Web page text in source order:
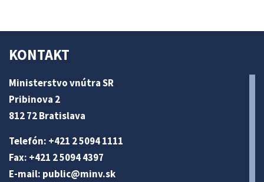
KONTAKT
Ministerstvo vnútra SR
Pribinova 2
812 72 Bratislava
Telefón: +421 2 5094 1111
Fax: +421 2 5094 4397
E-mail: public@minv.sk